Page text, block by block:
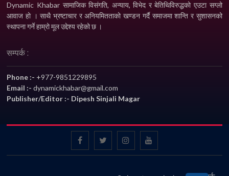
Dynamic Khabar सामाजिक विसंगति, अन्याय, विभेद­ र बेतिथिविरुद्धको एउटा सग्लो
आवाज हो । साथै भ्रष्टाचार र अनियमितताको खण्डन गर्दै समाजमा शान्ति र सुशासनको
स्थापना गर्ने हाम्रो मूल उद्देश्य रहेको छ ।
सम्पर्क :
Phone :- +977-9851229895
Email :-dynamickhabar@gmail.com
Publisher/Editor :- Dipesh Sinjali Magar